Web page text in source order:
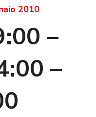
2010
–
–